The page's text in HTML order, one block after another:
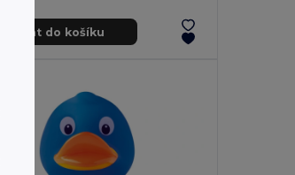
Přidat do košíku